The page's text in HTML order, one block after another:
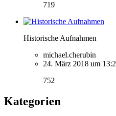
719
Historische Aufnahmen
michael.cherubin
24. März 2018 um
752
Kategorien